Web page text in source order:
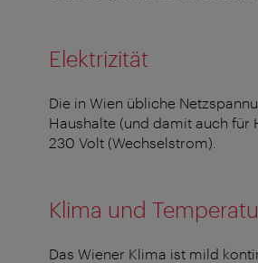
Elektrizität
Die in Wien übliche
Haushalte (und damit auch für
230 Volt (Wechselstrom).
Klima und
Das Wiener Klima ist mild